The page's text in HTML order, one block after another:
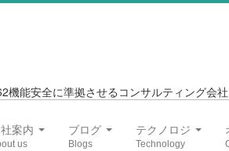
能安全に準拠させるコンサルティング会
案内 ブログ テクノロジ